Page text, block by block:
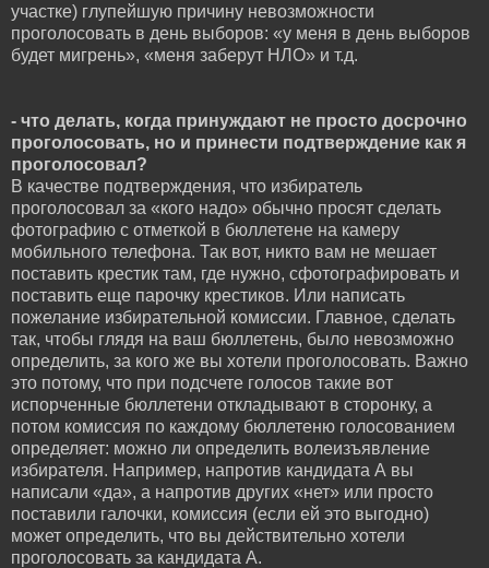
участке) глупейшую причину невозможности
проголосовать в день выборов: «у меня в день выборов
будет мигрень», «меня заберут НЛО» и т.д.
- что делать, когда принуждают не просто досрочно
проголосовать, но и принести подтверждение как я
проголосовал?
В качестве подтверждения, что избиратель
проголосовал за «кого надо» обычно просят сделать
фотографию с отметкой в бюллетене на камеру
мобильного телефона. Так вот, никто вам не мешает
поставить крестик там, где нужно, сфотографировать и
поставить еще парочку крестиков. Или написать
пожелание избирательной комиссии. Главное, сделать
так, чтобы глядя на ваш бюллетень, было невозможно
определить, за кого же вы хотели проголосовать. Важно
это потому, что при подсчете голосов такие вот
испорченные бюллетени откладывают в сторонку, а
потом комиссия по каждому бюллетеню голосованием
определяет: можно ли определить волеизъявление
избирателя. Например, напротив кандидата А вы
написали «да», а напротив других «нет» или просто
поставили галочки, комиссия (если ей это выгодно)
может определить, что вы действительно хотели
проголосовать за кандидата А.